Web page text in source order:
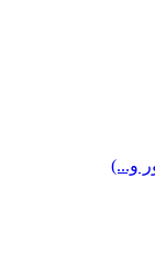
و...)